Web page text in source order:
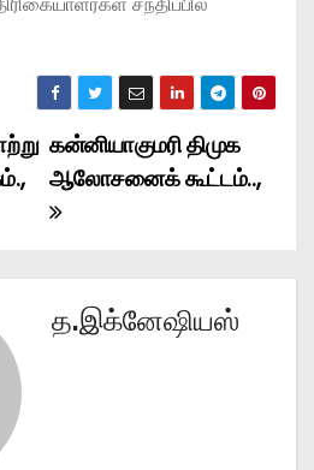
கன்னியாகுமரி திமுக
ஆலோசனைக் கூட்டம்..,
த.இக்னேஷியஸ்